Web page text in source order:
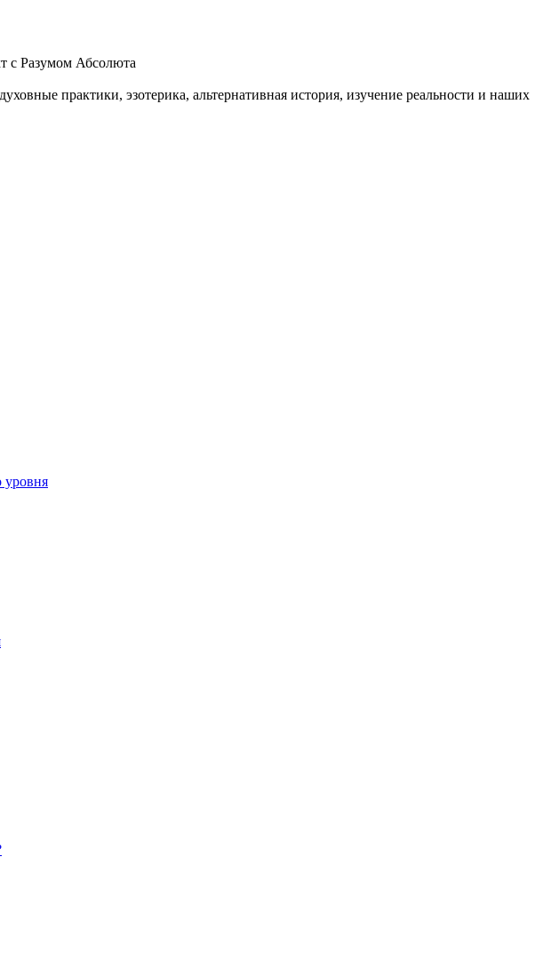
с Разумом Абсолюта
практики, эзотерика, альтернативная история, изучение реальности и наших
уровня